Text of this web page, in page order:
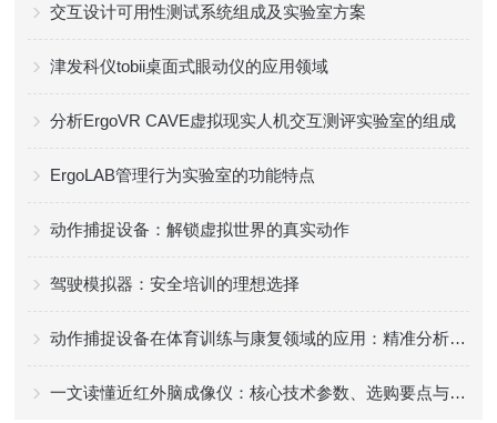
交互设计可用性测试系统组成及实验室方案
津发科仪tobii桌面式眼动仪的应用领域
分析ErgoVR CAVE虚拟现实人机交互测评实验室的组成
ErgoLAB管理行为实验室的功能特点
动作捕捉设备：解锁虚拟世界的真实动作
驾驶模拟器：安全培训的理想选择
动作捕捉设备在体育训练与康复领域的应用：精准分析，提升效率
一文读懂近红外脑成像仪：核心技术参数、选购要点与不同场景适配方案指南